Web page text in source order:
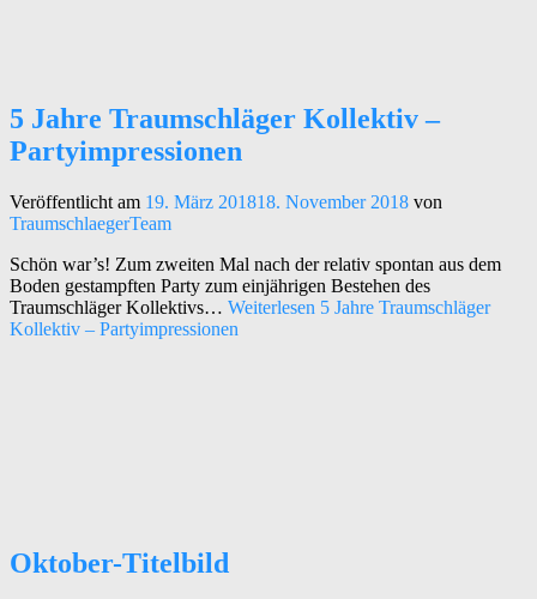
5 Jahre Traumschläger Kollektiv –
Partyimpressionen
Veröffentlicht am 19. März 201818. November 2018 von
TraumschlaegerTeam
Schön war’s! Zum zweiten Mal nach der relativ spontan aus dem
Boden gestampften Party zum einjährigen Bestehen des
Traumschläger Kollektivs… Weiterlesen 5 Jahre Traumschläger
Kollektiv – Partyimpressionen
Oktober-Titelbild